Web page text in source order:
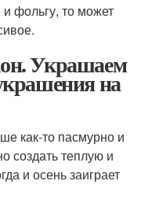
фольгу, то может
Украшаем
на
как-то пасмурно и
создать теплую и
и осень заиграет